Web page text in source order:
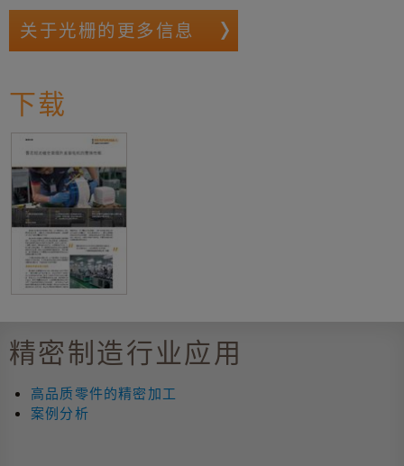
关于光栅的更多信息
下载
精密制造行业应用
高品质零件的精密加工
案例分析